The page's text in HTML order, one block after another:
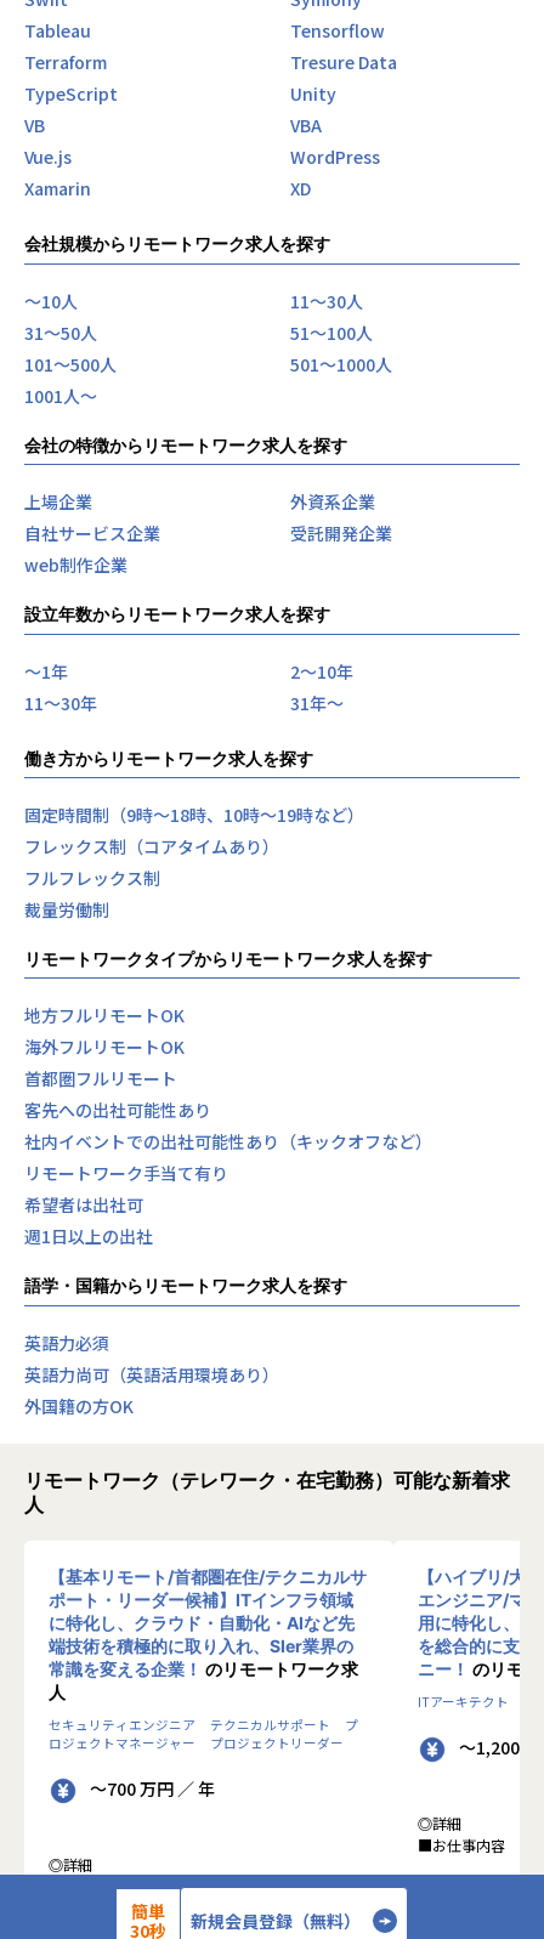
しての市場価値を飛躍的に高められるのです。
私たちのモットー「早く仕事を辞めよう」には深い意味があ
ります。
これは単に労働時間を短縮するという意味ではなく、「義務
感から解放され、心から楽しめる仕事に取り組む」という理
当社では「労働時間」ではなく「成果」を重視します。100
方が価値が高いと考えます。
そのために、能力向上・環境改善・学習に惜しみなく投資
し、高効率な働き方を追求しています。
「エンジニア＝アスリート」という独自の価値観も、この理
念から生まれました。
闇雲に頑張るのではなく、「フィジカル」「テクニック」
長していく—これが私たちの目指す姿です。
未来を創るために、今行動する
な「出稼ぎ」が次世代のスタンダードになってしまう危機感
を私たちは持っています。
しかし、教育を変革できれば、日本の未来も変えられるはず
です。新しい教育のあり方を提案し、実践することで、次世
代に価値ある「人」と「事」を残せると信じています。
AI時代の教育革命は、まさに始まったばかり。この歴史的な
んか？
あなたのエンジニアとしての技術と情熱が、次世代の教育を
創り、日本の未来を変える原動力になります。
私たちが求めるのは、単なるコードを書く人ではありませ
ん。社会課題に共感し、技術の力で世界をより良く変えたい
と願うエンジニアです。
す。
【業務の変更の範囲】
会社の定める範囲での業務内容
Tableau
Tensorflow
Terraform
Tresure Data
TypeScript
Unity
VB
VBA
Vue.js
WordPress
Xamarin
XD
会社規模からリモートワーク求人を探す
〜10人
11〜30人
31〜50人
51〜100人
101〜500人
501〜1000人
1001人〜
会社の特徴からリモートワーク求人を探す
上場企業
外資系企業
自社サービス企業
受託開発企業
web制作企業
設立年数からリモートワーク求人を探す
〜1年
2〜10年
11〜30年
31年〜
働き方からリモートワーク求人を探す
固定時間制（9時～18時、10時～19時など）
フレックス制（コアタイムあり）
フルフレックス制
裁量労働制
リモートワークタイプからリモートワーク求人を探す
地方フルリモートOK
海外フルリモートOK
首都圏フルリモート
客先への出社可能性あり
社内イベントでの出社可能性あり（キックオフなど）
リモートワーク手当て有り
希望者は出社可
週1日以上の出社
語学・国籍からリモートワーク求人を探す
英語力必須
英語力尚可（英語活用環境あり）
外国籍の方OK
リモートワーク（テレワーク・在宅勤務）可能な新着求
人
【基本リモート/首都圏在住/テクニカルサ
ポート・リーダー候補】ITインフラ領域
に特化し、クラウド・自動化・AIなど先
端技術を積極的に取り入れ、SIer業界の
常識を変える企業！ のリモートワーク求
人
セキュリティエンジニア テクニカルサポート
プ
ロジェクトマネージャー
プロジェクトリーダー
～700 万円 ／ 年
◎詳細
■業務内容
0-WANでは、ゼロトラストの考え方を用いた新
しいネットワークセキュリティの形をお客様にご
【ハイブリ/大
エンジニア/マ
用に特化し、
を総合的に支援
ニー！ のリモ
ITアーキテクト
～1,200
◎詳細
■お仕事内容
簡単
30秒
新規会員登録（無料）